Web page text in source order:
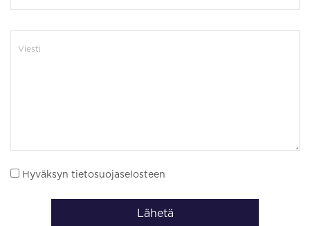
Hyväksyn tietosuojaselosteen
Lähetä